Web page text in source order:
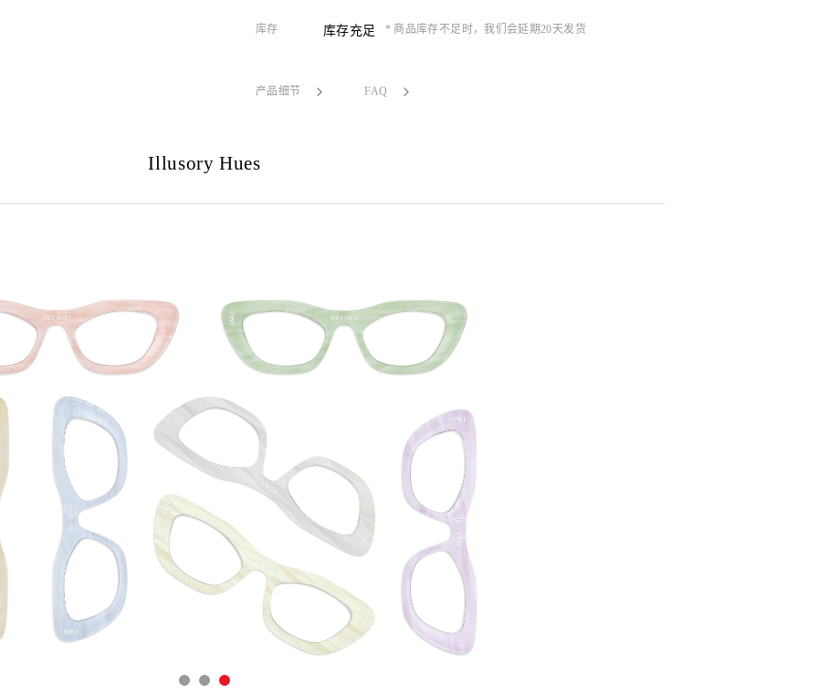
库存 库存充足 * 商品库存不足时，我们会延期20天发货
产品细节 FAQ
Illusory Hues